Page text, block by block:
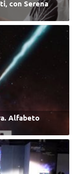
con Serena
Alfabeto